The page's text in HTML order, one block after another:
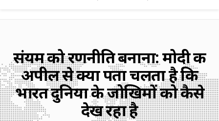
संयम को रणनीति बनाना: मोदी की
अपील से क्या पता चलता है कि
भारत दुनिया के जोखिमों को कैसे
देख रहा है